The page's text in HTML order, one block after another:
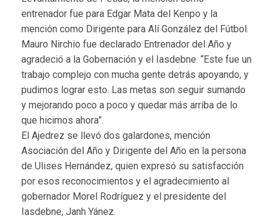
entrenador fue para Edgar Mata del Kenpo y la
mención como Dirigente para Alí González del Fútbol.
Mauro Nirchio fue declarado Entrenador del Año y
agradeció a la Gobernación y el Iasdebne. “Este fue un
trabajo complejo con mucha gente detrás apoyando, y
pudimos lograr esto. Las metas son seguir sumando
y mejorando poco a poco y quedar más arriba de lo
que hicimos ahora”.
El Ajedrez se llevó dos galardones, mención
Asociación del Año y Dirigente del Año en la persona
de Ulises Hernández, quien expresó su satisfacción
por esos reconocimientos y el agradecimiento al
gobernador Morel Rodríguez y el presidente del
Iasdebne, Janh Yánez.